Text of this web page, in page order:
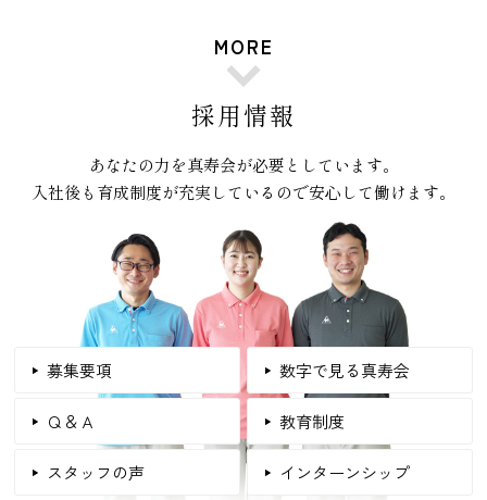
MORE
採用情報
あなたの力を真寿会が必要としています。
入社後も育成制度が充実しているので安心して働けます。
募集要項 数字で見る真寿会
Ｑ＆Ａ 教育制度
スタッフの声 インターンシップ